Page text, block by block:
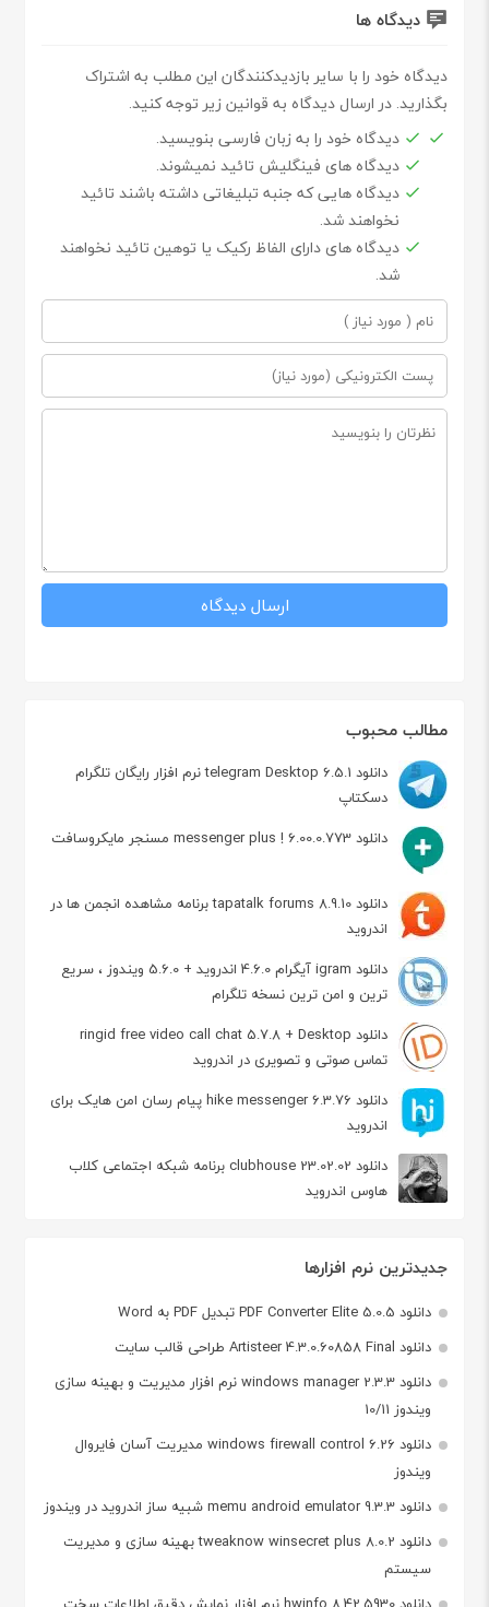
مطالب محبوب
دانلود telegram Desktop 6.5.1 نرم افزار رایگان تلگرام
دسکتاپ
دانلود messenger plus ! 6.00.0.773 مسنجر مایکروسافت
دانلود tapatalk forums 8.9.10 برنامه مشاهده انجمن ها در
اندروید
دانلود igram آیگرام 4.6.0 اندروید + 5.6.0 ویندوز ، سریع
ترین و امن ترین نسخه تلگرام
دانلود ringid free video call chat 5.7.8 + Desktop
تماس صوتی و تصویری در اندروید
دانلود hike messenger 6.3.76 پیام‌ رسان‌ امن هایک برای
اندروید
دانلود clubhouse 23.02.02 برنامه شبکه اجتماعی کلاب
هاوس اندروید
جدیدترین نرم افزارها
دانلود PDF Converter Elite 5.0.5 تبدیل PDF به Word
دانلود Artisteer 4.3.0.60858 Final طراحی قالب سایت
دانلود windows manager 2.3.3 نرم افزار مدیریت و بهینه سازی
ویندوز 10/11
دانلود windows firewall control 6.26 مدیریت آسان فایروال
ویندوز
دانلود memu android emulator 9.3.3 شبیه ساز اندروید در ویندوز
دانلود tweaknow winsecret plus 8.0.2 بهینه سازی و مدیریت
سیستم
دیدگاه ها
دیدگاه خود را با سایر بازدیدکنندگان این مطلب به اشتراک
بگذارید. در ارسال دیدگاه به قوانین زیر توجه کنید.
دیدگاه خود را به زبان فارسی بنویسید.
دیدگاه های فینگلیش تائید نمیشوند.
دیدگاه هایی که جنبه تبلیغاتی داشته باشند تائید
نخواهند شد.
دیدگاه های دارای الفاظ رکیک یا توهین تائید نخواهند
شد.